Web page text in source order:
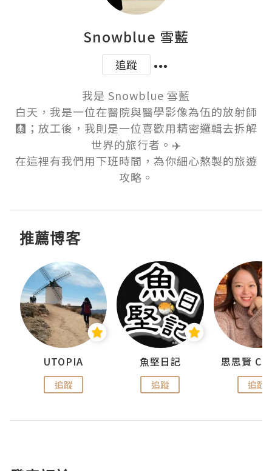
Snowblue 雪藍
追蹤
我是 Snowblue 雪藍
白天，我是一位在醫院與醫學影像為伍的放射師
🩻；放工後，我則是一位喜歡用精密邏輯去拆解
世界的旅行者。✈️
在這裡有我們用下班時間，為你細心熬製的旅遊
攻略。
推薦博客
UTOPIA
追蹤
魚堅日記
追蹤 追蹤